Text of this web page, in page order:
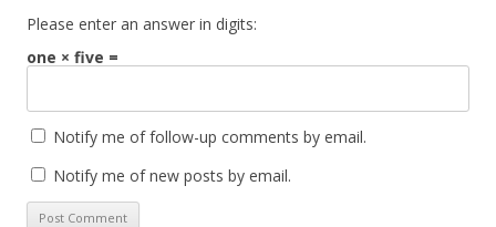
Please enter an answer in digits:
one × five =
Notify me of follow-up comments by email.
Notify me of new posts by email.